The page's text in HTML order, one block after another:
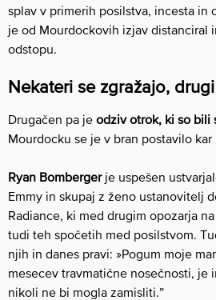
splav v primerih posilstva, incesta in
je od Mourdockovih izjav distanciral
odstopu.
Nekateri se zgražajo,
Drugačen pa je odziv otrok, ki so bili
Mourdocku se je v bran postavilo
Ryan Bombergerje uspešen
Emmy in skupaj z ženo ustanovitelj
Radiance, ki med drugim opozarja na
tudi teh spočetih med posilstvom.
njih in danes pravi: »Pogum moje
mesecev travmatične nosečnosti, je
nikoli ne bi mogla zamisliti.”